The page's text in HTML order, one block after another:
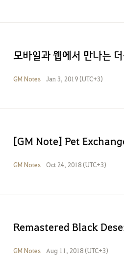
모바일과 웹에서 만나는
GM Notes Jan 3, 2019 (UTC+3)
[GM Note] Pet
GM Notes Oct 24, 2018 (UTC+3)
Remastered Black
GM Notes Aug 11, 2018 (UTC+3)